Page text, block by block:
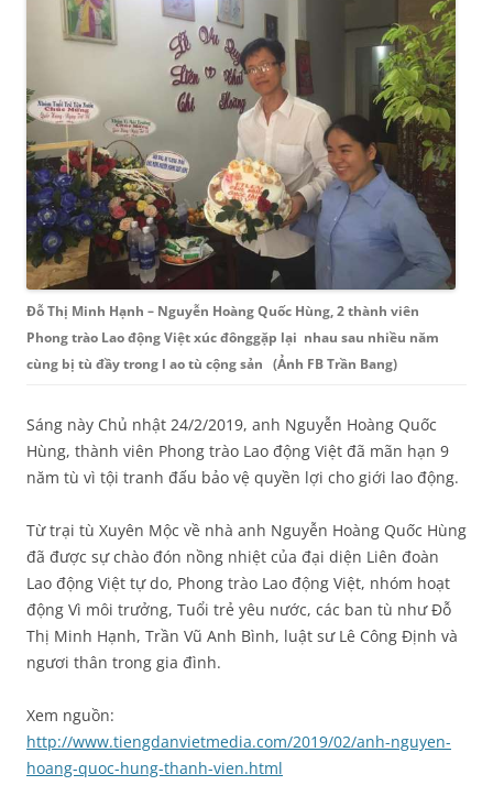
Đỗ Thị Minh Hạnh – Nguyễn Hoàng Quốc Hùng, 2 thành viên
Phong trào Lao động Việt xúc đônggặp lại nhau sau nhiều năm
cùng bị tù đầy trong l ao tù cộng sản (Ảnh FB Trần Bang)
Sáng này Chủ nhật 24/2/2019, anh Nguyễn Hoàng Quốc
Hùng, thành viên Phong trào Lao động Việt đã mãn hạn 9
năm tù vì tội tranh đấu bảo vệ quyền lợi cho giới lao động.
Từ trại tù Xuyên Mộc về nhà anh Nguyễn Hoàng Quốc Hùng
đã được sự chào đón nồng nhiệt của đại diện Liên đoàn
Lao động Việt tự do, Phong trào Lao động Việt, nhóm hoạt
động Vì môi trưởng, Tuổi trẻ yêu nước, các ban tù như Đỗ
Thị Minh Hạnh, Trần Vũ Anh Bình, luật sư Lê Công Định và
ngươi thân trong gia đình.
Xem nguồn:
http://www.tiengdanvietmedia.com/2019/02/anh-nguyen-
hoang-quoc-hung-thanh-vien.html